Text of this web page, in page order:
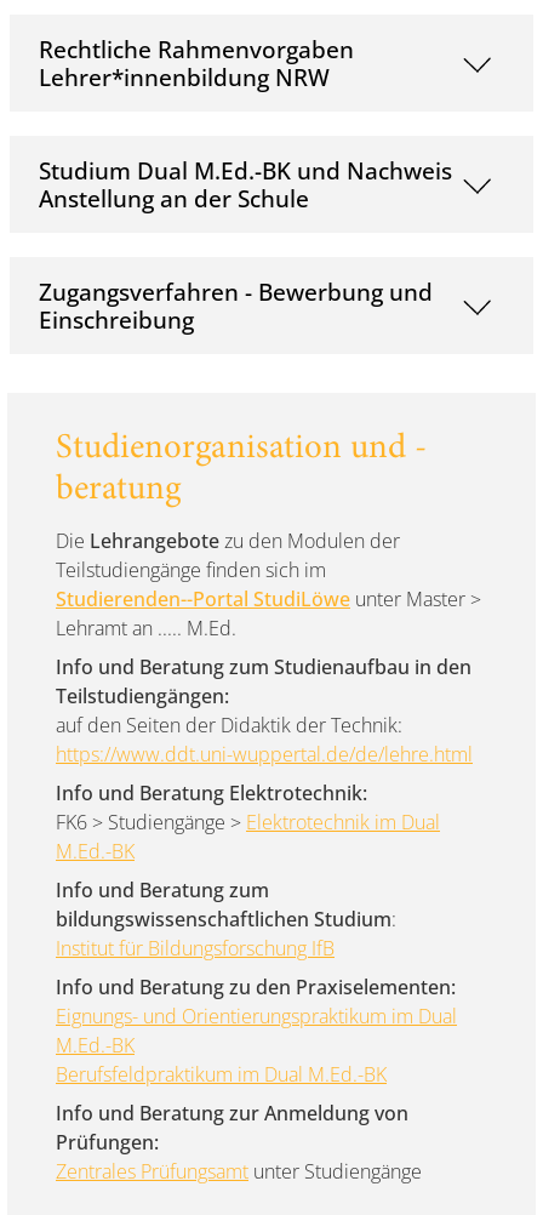
Rechtliche Rahmenvorgaben
Lehrer*innenbildung NRW
Studium Dual M.Ed.-BK und Nachweis
Anstellung an der Schule
Zugangsverfahren - Bewerbung und
Einschreibung
Studienorganisation und -
beratung
Die Lehrangebotezu den Modulen der
Teilstudiengänge finden sich im
Studierenden--Portal StudiLöwe unter Master >
Lehramt an ..... M.Ed.
Info und Beratung zum Studienaufbau in den
Teilstudiengängen:
auf den Seiten der Didaktik der Technik:
https://www.ddt.uni-wuppertal.de/de/lehre.html
Info und Beratung Elektrotechnik:
FK6 > Studiengänge > Elektrotechnik im Dual
M.Ed.-BK
Info und Beratung zum
bildungswissenschaftlichen Studium:
Institut für Bildungsforschung IfB
Info und Beratung zu den Praxiselementen:
Eignungs- und Orientierungspraktikum im Dual
M.Ed.-BK
Berufsfeldpraktikum im Dual M.Ed.-BK
Info und Beratung zur Anmeldung von
Prüfungen:
Zentrales Prüfungsamt unter Studiengänge